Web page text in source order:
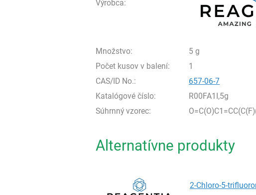
Výrobca:
Množstvo:
5 g
Počet kusov v balení:
1
CAS/ID No.:
657-06-7
Katalógové číslo:
R00FA1I,5g
Súhrnný vzorec:
Alternatívne produkty
2-Chloro-5-